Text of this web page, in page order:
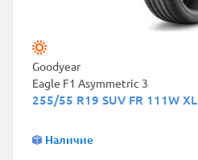
Goodyear
Eagle F1 Asymmetric 3
255/55 R19 SUV FR 111W XL
Наличие